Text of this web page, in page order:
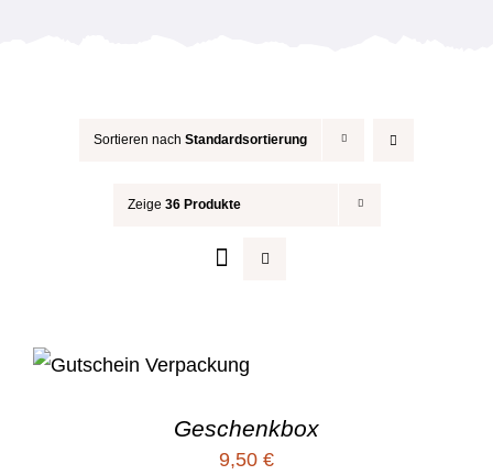
Sortieren nach Standardsortierung
Zeige 36 Produkte
Geschenkbox
9,50 €